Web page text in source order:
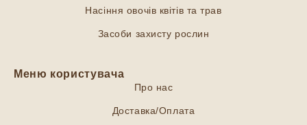
Насіння овочів квітів та трав
Засоби захисту рослин
Меню користувача
Про нас
Доставка/Оплата